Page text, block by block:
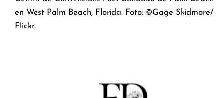
en West Palm Beach, Florida. Foto: ©Gage Skidmore/
Flickr.